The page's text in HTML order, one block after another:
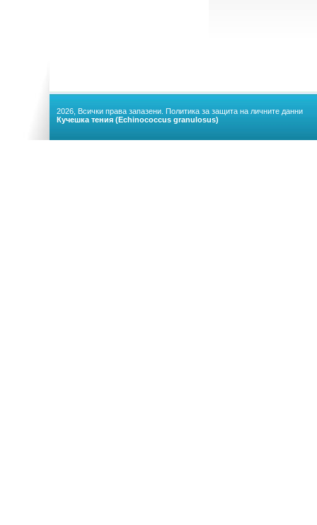
2026, Всички права запазени. Политика за защита на личните данни
Кучешка тения (Echinococcus granulosus)